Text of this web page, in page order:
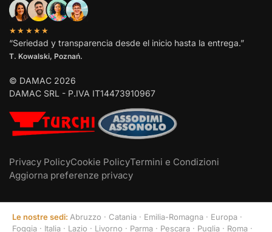
★★★★★
“Seriedad y transparencia desde el inicio hasta la entrega.”
T. Kowalski, Poznań.
© DAMAC 2026
DAMAC SRL - P.IVA IT14473910967
Privacy PolicyCookie PolicyTermini e Condizioni
Aggiorna preferenze privacy
Le nostre sedi: Abruzzo · Catania · Emilia-Romagna · Europa ·
Foggia · Italia · Lazio · Livorno · Parma · Pescara · Puglia · Roma ·